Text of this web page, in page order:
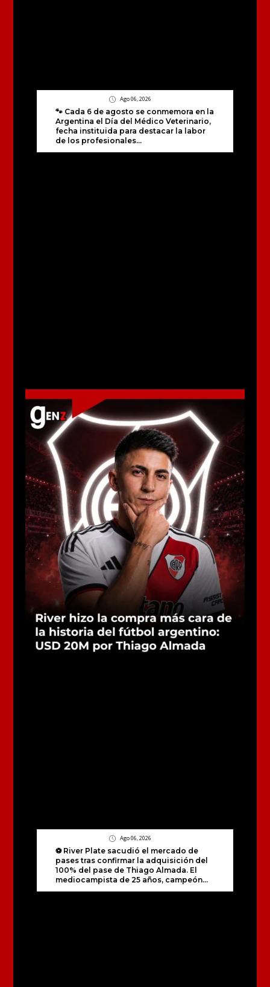
Ago 06, 2026
🐾 Cada 6 de agosto se conmemora en la
Argentina el Día del Médico Veterinario,
fecha instituida para destacar la labor
de los profesionales...
Ago 06, 2026
⚽️ River Plate sacudió el mercado de
pases tras confirmar la adquisición del
100% del pase de Thiago Almada. El
mediocampista de 25 años, campeón...